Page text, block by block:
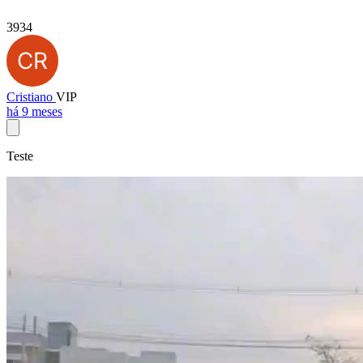
3934
Cristiano VIP
há 9 meses
Teste